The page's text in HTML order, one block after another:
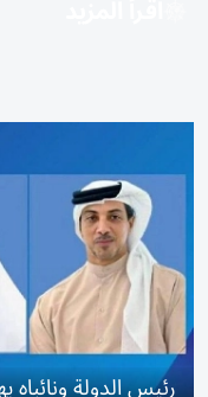
رئيس الدولة